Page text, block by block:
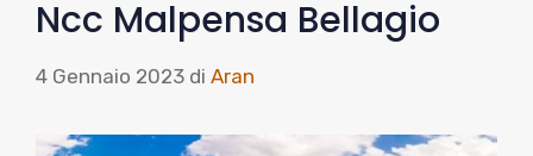
Ncc Malpensa Bellagio
4 Gennaio 2023 di Aran